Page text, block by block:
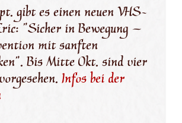
gibt es einen neuen VHS-
"Sicher in Bewegung –
mit sanften
Bis Mitte Okt. sind vier
Infos bei der